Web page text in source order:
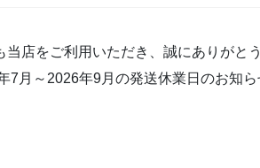
当店をご利用いただき、誠にありがと
7月～2026年9月の発送休業日のお知ら